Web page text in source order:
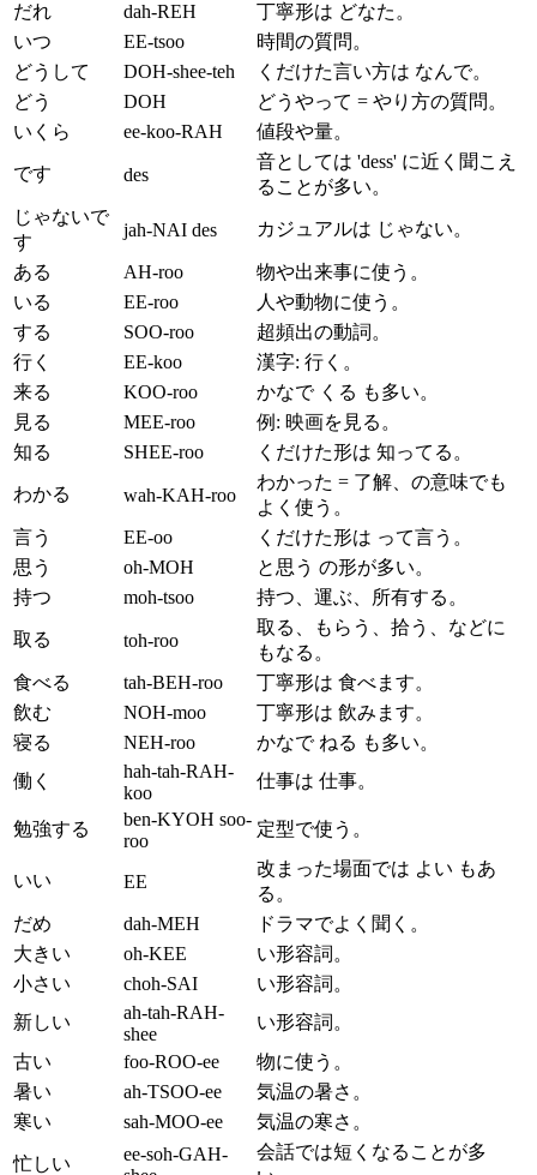
だれ dah-REH
丁寧形は どなた。
いつ
EE-tsoo
時間の質問。
どうして
DOH-shee-teh
くだけた言い方は なんで。
どう
DOH
どうやって = やり方の質問。
いくら
ee-koo-RAH 値段や量。
です des
音としては 'dess' に近く聞こえ
ることが多い。
じゃないで
す
jah-NAI des カジュアルは じゃない。
ある AH-roo
物や出来事に使う。
いる
EE-roo
人や動物に使う。
する
SOO-roo
超頻出の動詞。
行く
EE-koo
漢字: 行く。
来る
KOO-roo
かなで くる も多い。
見る
MEE-roo
例: 映画を見る。
知る
SHEE-roo くだけた形は 知ってる。
わかる wah-KAH-roo
わかった = 了解、の意味でも
よく使う。
言う
EE-oo
くだけた形は って言う。
思う
oh-MOH
と思う の形が多い。
持つ
moh-tsoo 持つ、運ぶ、所有する。
取る toh-roo
取る、もらう、拾う、などに
もなる。
食べる
tah-BEH-roo
丁寧形は 食べます。
飲む
NOH-moo
丁寧形は 飲みます。
寝る
NEH-roo
かなで ねる も多い。
働く
hah-tah-RAH-
koo
仕事は 仕事。
勉強する
ben-KYOH soo-
roo
定型で使う。
いい EE
改まった場面では よい もあ
る。
だめ
dah-MEH
ドラマでよく聞く。
大きい
oh-KEE
い形容詞。
小さい
choh-SAI
い形容詞。
新しい
ah-tah-RAH-
shee
い形容詞。
古い
foo-ROO-ee
物に使う。
暑い
ah-TSOO-ee
気温の暑さ。
寒い
sah-MOO-ee 気温の寒さ。
忙しい
ee-soh-GAH-
会話では短くなることが多